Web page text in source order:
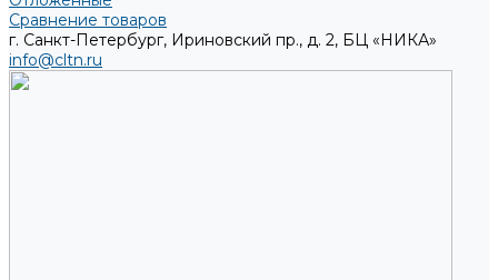
Сравнение товаров
г. Санкт-Петербург, Ириновский пр., д. 2, БЦ «НИКА»
info@cltn.ru